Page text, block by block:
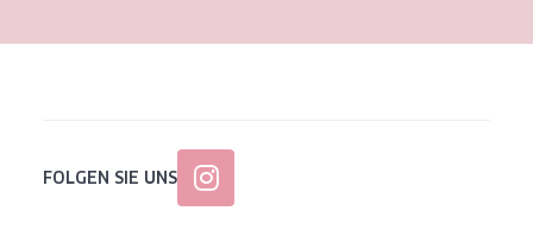
FOLGEN SIE UNS